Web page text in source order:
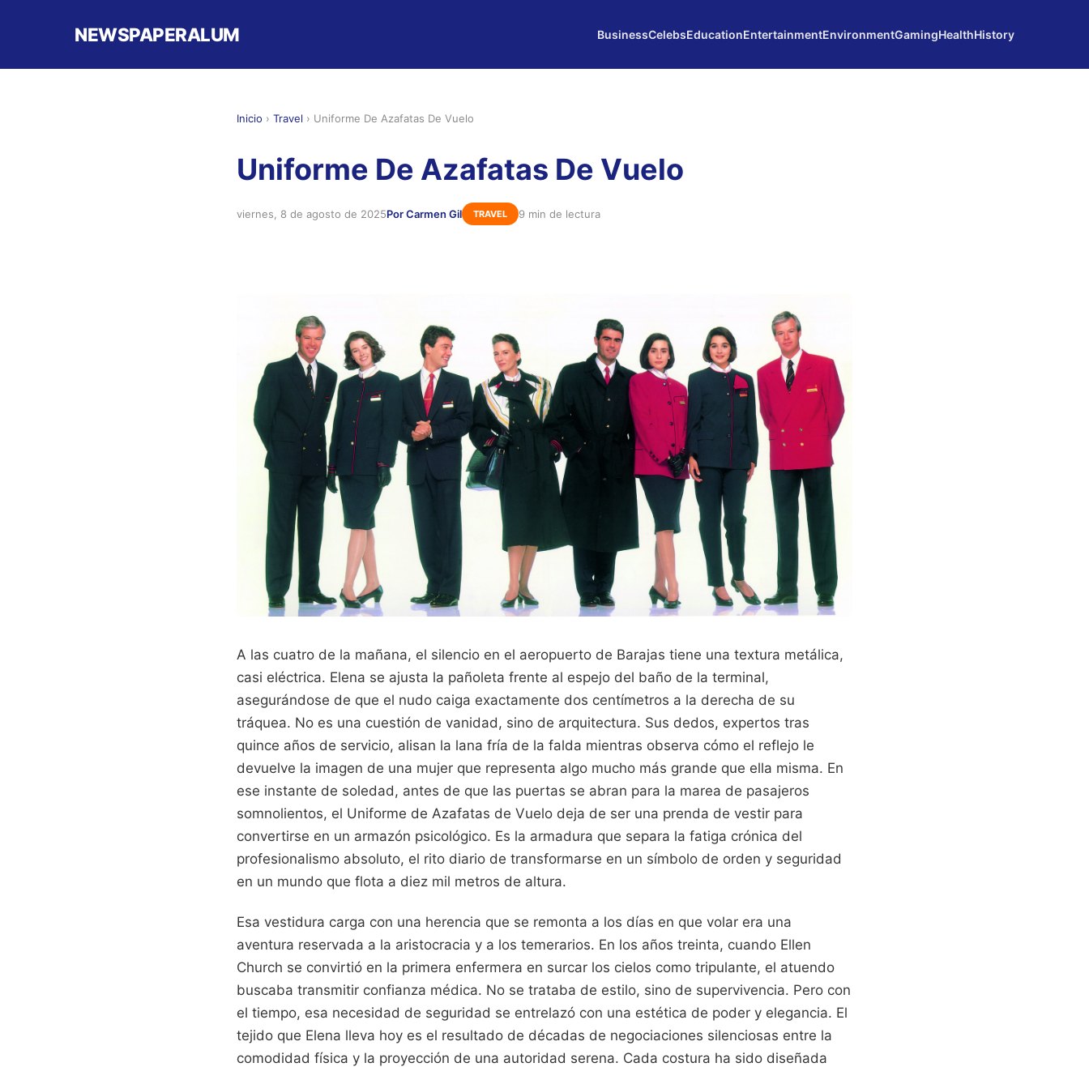
NEWSPAPERALUM BusinessCelebsEducationEntertainmentEnvironmentGamingHealthHistory
Inicio › Travel › Uniforme De Azafatas De Vuelo
Uniforme De Azafatas De Vuelo
viernes, 8 de agosto de 2025Por Carmen Gil TRAVEL 9 min de lectura
A las cuatro de la mañana, el silencio en el aeropuerto de Barajas tiene una textura metálica,
casi eléctrica. Elena se ajusta la pañoleta frente al espejo del baño de la terminal,
asegurándose de que el nudo caiga exactamente dos centímetros a la derecha de su
tráquea. No es una cuestión de vanidad, sino de arquitectura. Sus dedos, expertos tras
quince años de servicio, alisan la lana fría de la falda mientras observa cómo el reflejo le
devuelve la imagen de una mujer que representa algo mucho más grande que ella misma. En
ese instante de soledad, antes de que las puertas se abran para la marea de pasajeros
somnolientos, el Uniforme de Azafatas de Vuelo deja de ser una prenda de vestir para
convertirse en un armazón psicológico. Es la armadura que separa la fatiga crónica del
profesionalismo absoluto, el rito diario de transformarse en un símbolo de orden y seguridad
en un mundo que flota a diez mil metros de altura.
Esa vestidura carga con una herencia que se remonta a los días en que volar era una
aventura reservada a la aristocracia y a los temerarios. En los años treinta, cuando Ellen
Church se convirtió en la primera enfermera en surcar los cielos como tripulante, el atuendo
buscaba transmitir confianza médica. No se trataba de estilo, sino de supervivencia. Pero con
el tiempo, esa necesidad de seguridad se entrelazó con una estética de poder y elegancia. El
tejido que Elena lleva hoy es el resultado de décadas de negociaciones silenciosas entre la
comodidad física y la proyección de una autoridad serena. Cada costura ha sido diseñada